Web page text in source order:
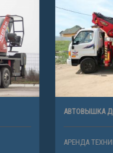
АВТОВЫШКА ДО 30 М HYUNDAI